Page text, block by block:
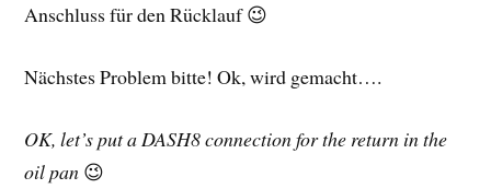
Anschluss für den Rücklauf 😉
Nächstes Problem bitte! Ok, wird gemacht….
OK, let’s put a DASH8 connection for the return in the
oil pan 😉